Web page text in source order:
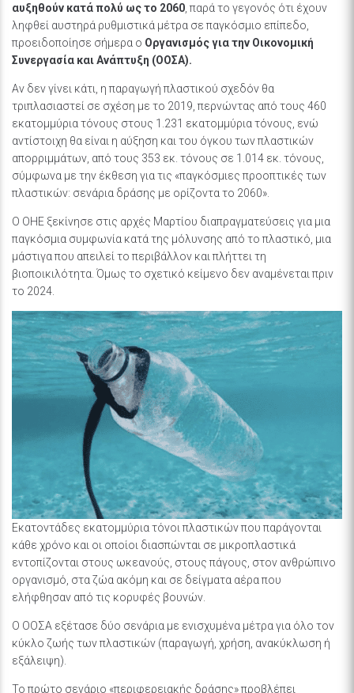
αυξηθούν κατά πολύ ως το 2060 , παρά το γεγονός ότι έχουν
ληφθεί αυστηρά ρυθμιστικά μέτρα σε παγκόσμιο επίπεδο,
προειδοποίησε σήμερα ο Οργανισμός για την Οικονομική
Συνεργασία και Ανάπτυξη (ΟΟΣΑ).
Αν δεν γίνει κάτι, η παραγωγή πλαστικού σχεδόν θα
τριπλασιαστεί σε σχέση με το 2019, περνώντας από τους 460
εκατομμύρια τόνους στους 1.231 εκατομμύρια τόνους, ενώ
αντίστοιχη θα είναι η αύξηση και του όγκου των πλαστικών
απορριμμάτων, από τους 353 εκ. τόνους σε 1.014 εκ. τόνους,
σύμφωνα με την έκθεση για τις «παγκόσμιες προοπτικές των
πλαστικών: σενάρια δράσης με ορίζοντα το 2060».
Ο ΟΗΕ ξεκίνησε στις αρχές Μαρτίου διαπραγματεύσεις για μια
παγκόσμια συμφωνία κατά της μόλυνσης από το πλαστικό, μια
μάστιγα που απειλεί το περιβάλλον και πλήττει τη
βιοποικιλότητα. Όμως το σχετικό κείμενο δεν αναμένεται πριν
το 2024.
Εκατοντάδες εκατομμύρια τόνοι πλαστικών που παράγονται
κάθε χρόνο και οι οποίοι διασπώνται σε μικροπλαστικά
εντοπίζονται στους ωκεανούς, στους πάγους, στον ανθρώπινο
οργανισμό, στα ζώα ακόμη και σε δείγματα αέρα που
ελήφθησαν από τις κορυφές βουνών.
Ο ΟΟΣΑ εξέτασε δύο σενάρια με ενισχυμένα μέτρα για όλο τον
κύκλο ζωής των πλαστικών (παραγωγή, χρήση, ανακύκλωση ή
εξάλειψη).
Το πρώτο σενάριο «περιφερειακής δράσης» προβλέπει